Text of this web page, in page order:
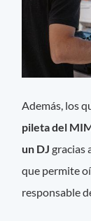
Además, los
pileta del
un DJgracias
que permite
responsable